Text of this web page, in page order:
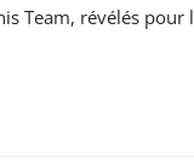
Team, révélés pour